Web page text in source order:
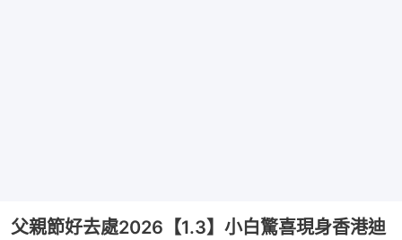
父親節好去處2026【1.3】小白驚喜現身香港迪